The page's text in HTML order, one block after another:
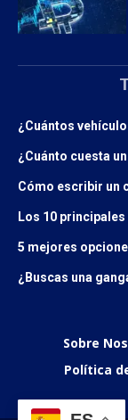
¿Cuántos
¿Cuánto cuesta
Cómo escribir un
Los 10
5 mejores
¿Buscas una
Sobre
Política